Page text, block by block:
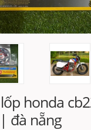
honda
đà nẵng